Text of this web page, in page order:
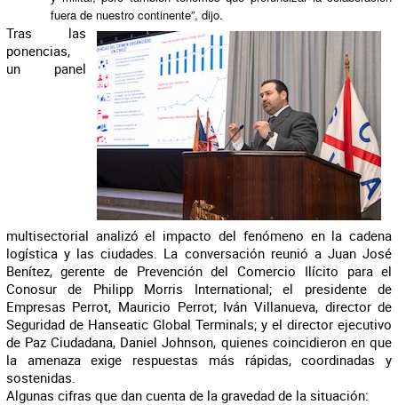
fuera de nuestro continente”, dijo.
Tras las
ponencias,
un panel
multisectorial analizó el impacto del fenómeno en la cadena
logística y las ciudades. La conversación reunió a Juan José
Benítez, gerente de Prevención del Comercio Ilícito para el
Conosur de Philipp Morris International; el presidente de
Empresas Perrot, Mauricio Perrot; Iván Villanueva, director de
Seguridad de Hanseatic Global Terminals; y el director ejecutivo
de Paz Ciudadana, Daniel Johnson, quienes coincidieron en que
la amenaza exige respuestas más rápidas, coordinadas y
sostenidas.
Algunas cifras que dan cuenta de la gravedad de la situación: